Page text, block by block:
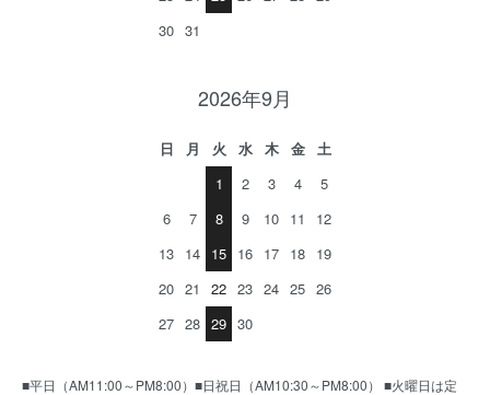
30 31
2026年9月
日 月 火 水 木 金
土
1
2 3 4
5
6
7 8 9 10 11
12
13 14 15 16 17 18 19
20 21 22 23 24 25 26
27 28 29 30
■平日（AM11:00～PM8:00）■日祝日（AM10:30～PM8:00） ■火曜日は定